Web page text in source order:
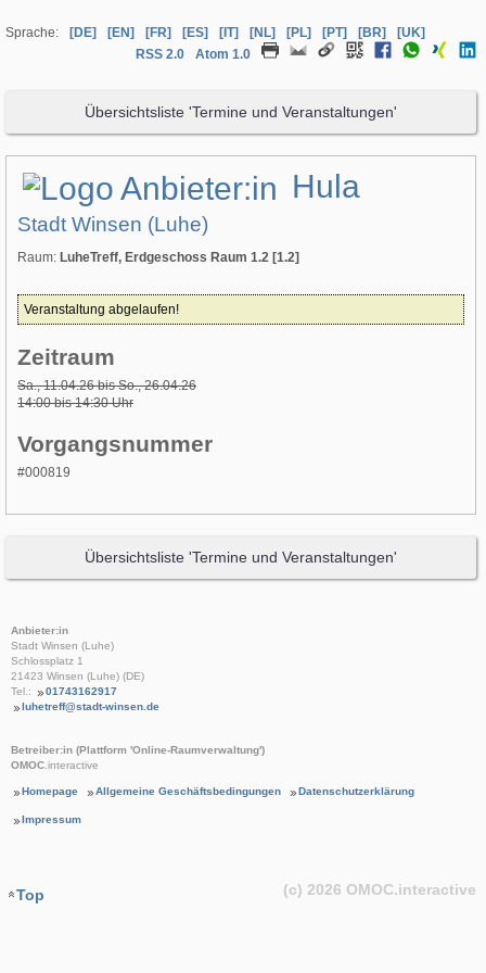
Sprache: [DE] [EN] [FR] [ES] [IT] [NL] [PL] [PT] [BR]
[UK]
RSS 2.0
Atom 1.0
Übersichtsliste 'Termine und Veranstaltungen'
Hula
Stadt Winsen (Luhe)
Raum: LuheTreff, Erdgeschoss Raum 1.2 [1.2]
Veranstaltung abgelaufen!
Zeitraum
Sa., 11.04.26 bis So., 26.04.26
14:00 bis 14:30 Uhr
Vorgangsnummer
#000819
Übersichtsliste 'Termine und Veranstaltungen'
Anbieter:in
Stadt Winsen (Luhe)
Schlossplatz 1
21423 Winsen (Luhe) (DE)
Tel.:
01743162917
luhetreff@stadt-winsen.de
Betreiber:in (Plattform 'Online-Raumverwaltung')
OMOC.interactive
Homepage Allgemeine Geschäftsbedingungen Datenschutzerklärung
Impressum
Top (c) 2026 OMOC.interactive